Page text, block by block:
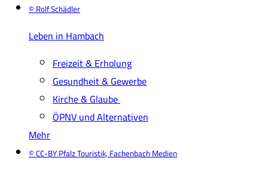
© Rolf Schädler
Leben in Hambach
Freizeit & Erholung
Gesundheit & Gewerbe
Kirche & Glaube
ÖPNV und Alternativen
Mehr
© CC-BY Pfalz Touristik, Fachenbach Medien